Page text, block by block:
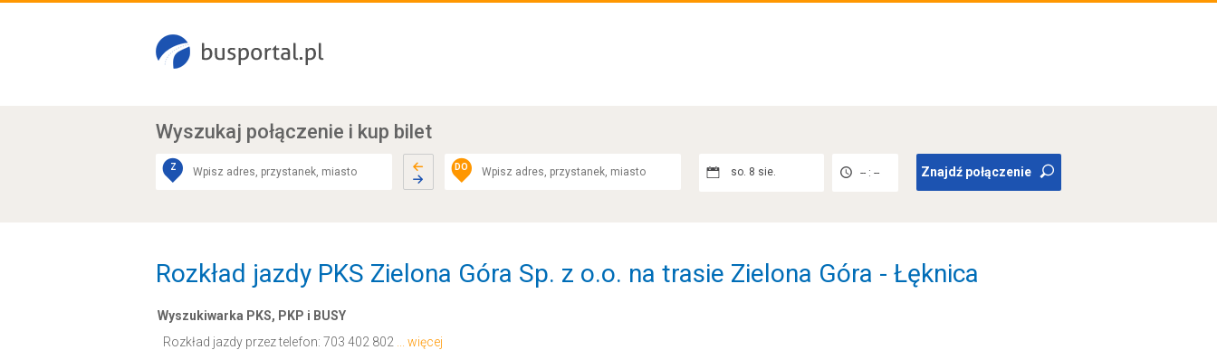
Wyszukaj połączenie i kup bilet
Z DO so. 8 sie. -- : -- Znajdź połączenie
Rozkład jazdy PKS Zielona Góra Sp. z o.o. na trasie Zielona Góra - Łęknica
Wyszukiwarka PKS, PKP i BUSY
Rozkład jazdy przez telefon: 703 402 802 ... więcej